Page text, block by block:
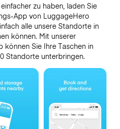
zu haben, laden Sie
App von LuggageHero
alle unsere Standorte in
können. Mit unserer
Sie Ihre Taschen in
Standorte unterbringen.